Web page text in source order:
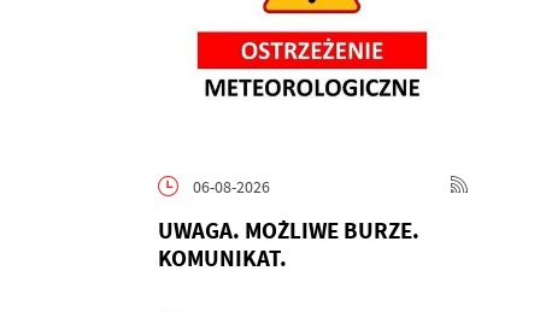
06-08-2026
UWAGA. MOŻLIWE BURZE.
KOMUNIKAT.